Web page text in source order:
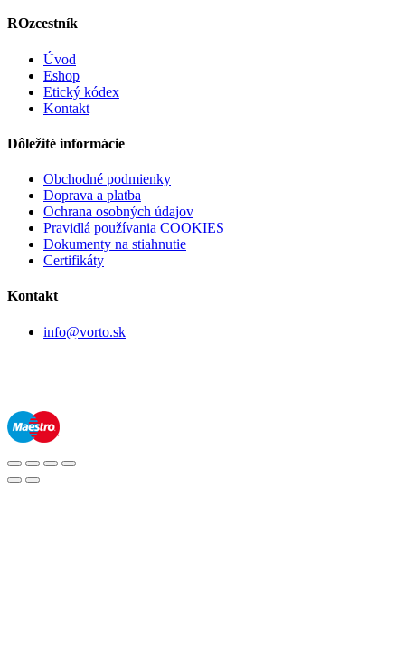
ROzcestník
Úvod
Eshop
Etický kódex
Kontakt
Dôležité informácie
Obchodné podmienky
Doprava a platba
Ochrana osobných údajov
Pravidlá používania COOKIES
Dokumenty na stiahnutie
Certifikáty
Kontakt
info@vorto.sk